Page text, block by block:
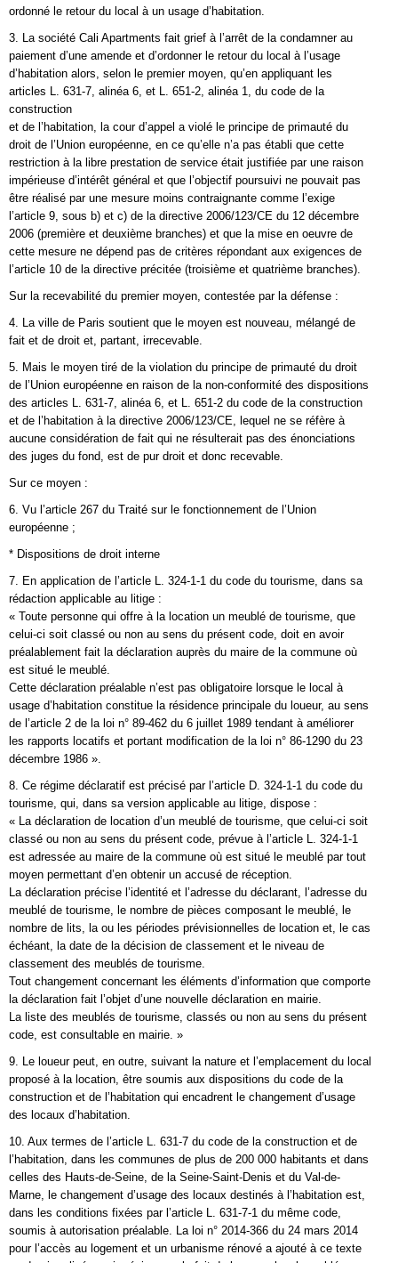
ordonné le retour du local à un usage d’habitation.
3. La société Cali Apartments fait grief à l’arrêt de la condamner au
paiement d’une amende et d’ordonner le retour du local à l’usage
d’habitation alors, selon le premier moyen, qu’en appliquant les
articles L. 631-7, alinéa 6, et L. 651-2, alinéa 1, du code de la
construction
et de l’habitation, la cour d’appel a violé le principe de primauté du
droit de l’Union européenne, en ce qu’elle n’a pas établi que cette
restriction à la libre prestation de service était justifiée par une raison
impérieuse d’intérêt général et que l’objectif poursuivi ne pouvait pas
être réalisé par une mesure moins contraignante comme l’exige
l’article 9, sous b) et c) de la directive 2006/123/CE du 12 décembre
2006 (première et deuxième branches) et que la mise en oeuvre de
cette mesure ne dépend pas de critères répondant aux exigences de
l’article 10 de la directive précitée (troisième et quatrième branches).
Sur la recevabilité du premier moyen, contestée par la défense :
4. La ville de Paris soutient que le moyen est nouveau, mélangé de
fait et de droit et, partant, irrecevable.
5. Mais le moyen tiré de la violation du principe de primauté du droit
de l’Union européenne en raison de la non-conformité des dispositions
des articles L. 631-7, alinéa 6, et L. 651-2 du code de la construction
et de l’habitation à la directive 2006/123/CE, lequel ne se réfère à
aucune considération de fait qui ne résulterait pas des énonciations
des juges du fond, est de pur droit et donc recevable.
Sur ce moyen :
6. Vu l’article 267 du Traité sur le fonctionnement de l’Union
européenne ;
* Dispositions de droit interne
7. En application de l’article L. 324-1-1 du code du tourisme, dans sa
rédaction applicable au litige :
« Toute personne qui offre à la location un meublé de tourisme, que
celui-ci soit classé ou non au sens du présent code, doit en avoir
préalablement fait la déclaration auprès du maire de la commune où
est situé le meublé.
Cette déclaration préalable n’est pas obligatoire lorsque le local à
usage d’habitation constitue la résidence principale du loueur, au sens
de l’article 2 de la loi n° 89-462 du 6 juillet 1989 tendant à améliorer
les rapports locatifs et portant modification de la loi n° 86-1290 du 23
décembre 1986 ».
8. Ce régime déclaratif est précisé par l’article D. 324-1-1 du code du
tourisme, qui, dans sa version applicable au litige, dispose :
« La déclaration de location d’un meublé de tourisme, que celui-ci soit
classé ou non au sens du présent code, prévue à l’article L. 324-1-1
est adressée au maire de la commune où est situé le meublé par tout
moyen permettant d’en obtenir un accusé de réception.
La déclaration précise l’identité et l’adresse du déclarant, l’adresse du
meublé de tourisme, le nombre de pièces composant le meublé, le
nombre de lits, la ou les périodes prévisionnelles de location et, le cas
échéant, la date de la décision de classement et le niveau de
classement des meublés de tourisme.
Tout changement concernant les éléments d’information que comporte
la déclaration fait l’objet d’une nouvelle déclaration en mairie.
La liste des meublés de tourisme, classés ou non au sens du présent
code, est consultable en mairie. »
9. Le loueur peut, en outre, suivant la nature et l’emplacement du local
proposé à la location, être soumis aux dispositions du code de la
construction et de l’habitation qui encadrent le changement d’usage
des locaux d’habitation.
10. Aux termes de l’article L. 631-7 du code de la construction et de
l’habitation, dans les communes de plus de 200 000 habitants et dans
celles des Hauts-de-Seine, de la Seine-Saint-Denis et du Val-de-
Marne, le changement d’usage des locaux destinés à l’habitation est,
dans les conditions fixées par l’article L. 631-7-1 du même code,
soumis à autorisation préalable. La loi n° 2014-366 du 24 mars 2014
pour l’accès au logement et un urbanisme rénové a ajouté à ce texte